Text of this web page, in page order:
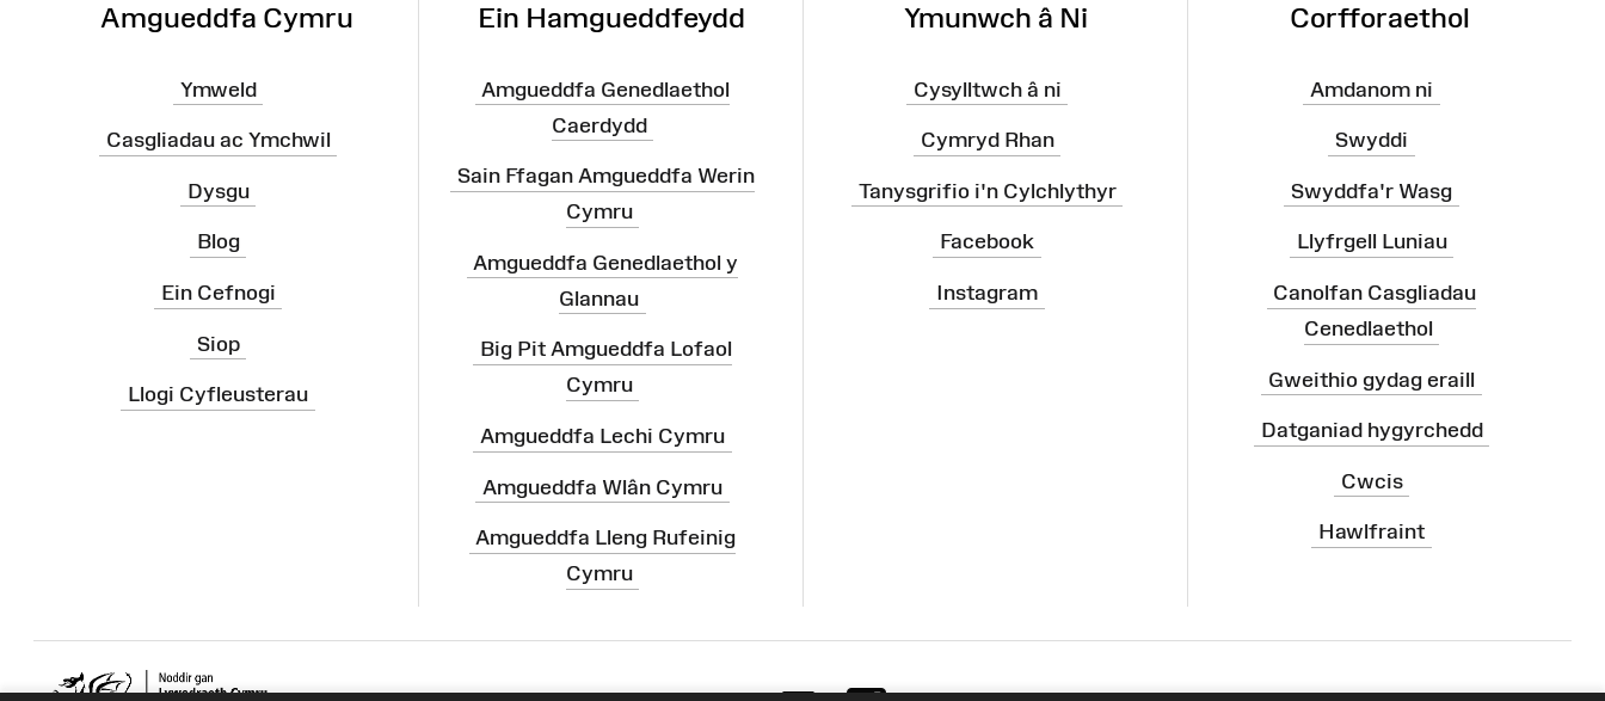
Amgueddfa Cymru
Ymweld
Casgliadau ac Ymchwil
Dysgu
Blog
Ein Cefnogi
Siop
Llogi Cyfleusterau
Ein Hamgueddfeydd
Amgueddfa Genedlaethol
Caerdydd
Sain Ffagan Amgueddfa Werin
Cymru
Amgueddfa Genedlaethol y
Glannau
Big Pit Amgueddfa Lofaol
Cymru
Amgueddfa Lechi Cymru
Amgueddfa Wlân Cymru
Amgueddfa Lleng Rufeinig
Cymru
Ymunwch â Ni
Cysylltwch â ni
Cymryd Rhan
Tanysgrifio i'n Cylchlythyr
Facebook
Instagram
Corfforaethol
Amdanom ni
Swyddi
Swyddfa'r Wasg
Llyfrgell Luniau
Canolfan Casgliadau
Cenedlaethol
Gweithio gydag eraill
Datganiad hygyrchedd
Cwcis
Hawlfraint